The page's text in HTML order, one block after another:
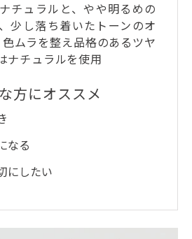
チュラルと、やや明るめの
少し落ち着いたトーンのオ
ムラを整え品格のあるツヤ
ナチュラルを使用
方にオススメ
なる
にしたい